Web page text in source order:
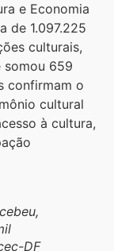
e Economia
de 1.097.225
culturais,
somou 659
confirmam o
cultural
à cultura,
DF